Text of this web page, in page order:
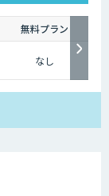
無料プラン
なし